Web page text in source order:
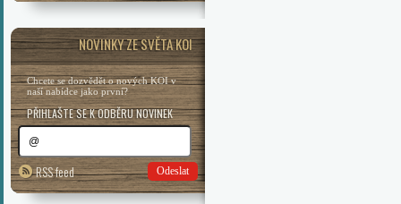
NOVINKY ZE SVĚTA KOI
Chcete se dozvědět o nových KOI v
naší nabídce jako první?
PŘIHLAŠTE SE K ODBĚRU NOVINEK
RSS feed Odeslat